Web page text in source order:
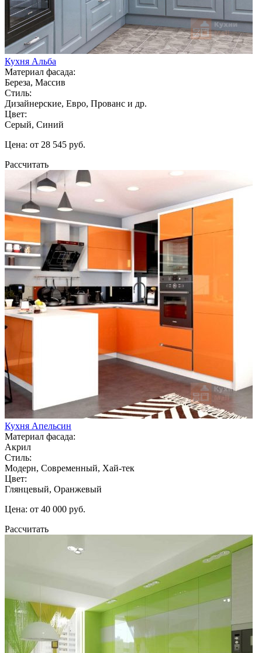
Кухня Альба
Материал фасада:
Береза, Массив
Стиль:
Дизайнерские, Евро, Прованс и др.
Цвет:
Серый, Синий
Цена: от 28 545 руб.
Рассчитать
Кухня Апельсин
Материал фасада:
Акрил
Стиль:
Модерн, Современный, Хай-тек
Цвет:
Глянцевый, Оранжевый
Цена: от 40 000 руб.
Рассчитать